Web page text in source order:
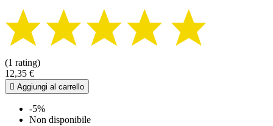
(1 rating)
12,35 €
 Aggiungi al carrello
-5%
Non disponibile